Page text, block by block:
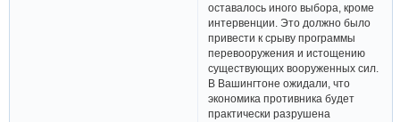
оставалось иного выбора, кроме
интервенции. Это должно было
привести к срыву программы
перевооружения и истощению
существующих вооруженных сил.
В Вашингтоне ожидали, что
экономика противника будет
практически разрушена